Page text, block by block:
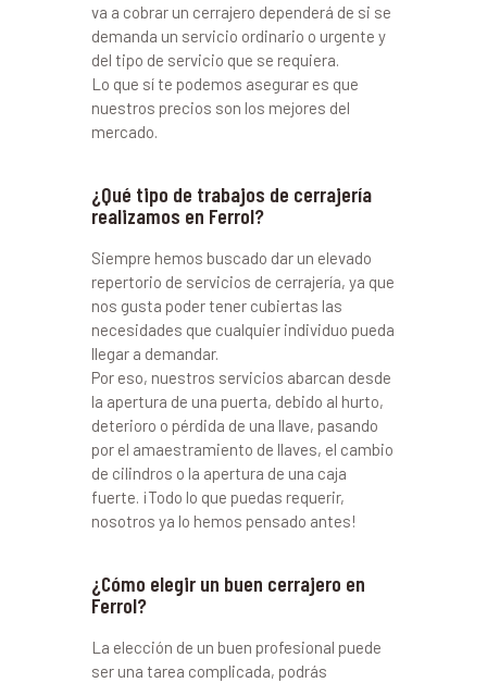
va a cobrar un cerrajero dependerá de si se
demanda un servicio ordinario o urgente y
del tipo de servicio que se requiera.
Lo que sí te podemos asegurar es que
nuestros precios son los mejores del
mercado.
¿Qué tipo de trabajos de cerrajería
realizamos en Ferrol?
Siempre hemos buscado dar un elevado
repertorio de servicios de cerrajería, ya que
nos gusta poder tener cubiertas las
necesidades que cualquier individuo pueda
llegar a demandar.
Por eso, nuestros servicios abarcan desde
la apertura de una puerta, debido al hurto,
deterioro o pérdida de una llave, pasando
por el amaestramiento de llaves, el cambio
de cilindros o la apertura de una caja
fuerte. ¡Todo lo que puedas requerir,
nosotros ya lo hemos pensado antes!
¿Cómo elegir un buen cerrajero en
Ferrol?
La elección de un buen profesional puede
ser una tarea complicada, podrás